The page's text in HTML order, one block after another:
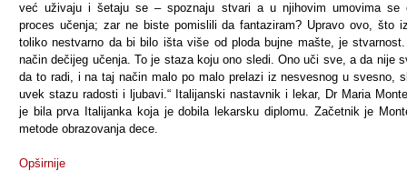
već uživaju i šetaju se – spoznaju stvari a u njihovim umovima se
proces učenja; zar ne biste pomislili da fantaziram? Upravo ovo, što
toliko nestvarno da bi bilo išta više od ploda bujne mašte, je
način dečijeg učenja. To je staza koju ono sledi. Ono uči sve, a da nije
da to radi, i na taj način malo po malo prelazi iz nesvesnog u svesno,
uvek stazu radosti i ljubavi.“ Italijanski nastavnik i lekar, Dr Maria
je bila prva Italijanka koja je dobila lekarsku diplomu. Začetnik je
metode obrazovanja dece.
Opširnije